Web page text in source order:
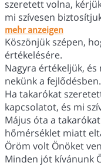
szeretett volna,
mi szívesen
mehr anzeigen
Köszönjük szépen,
értékelésére.
Nagyra értékeljük,
nekünk a fejlődésben.
Ha takarókat
kapcsolatot, és mi
Május óta a
hőmérséklet miatt
Öröm volt Önöket
Minden jót kívánunk